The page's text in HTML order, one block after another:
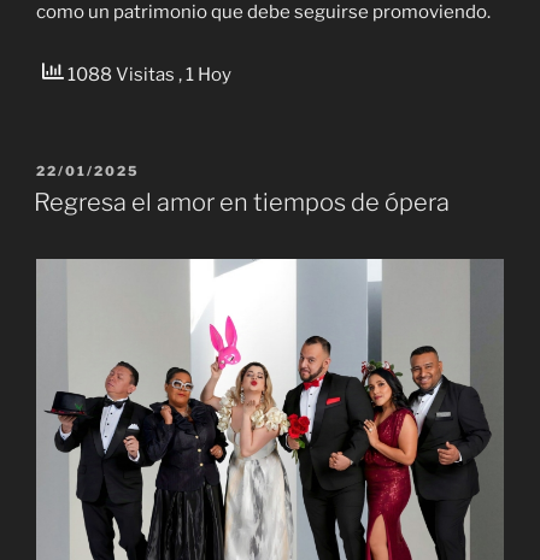
como un patrimonio que debe seguirse promoviendo.
1088 Visitas , 1 Hoy
PUBLICADO
EL
22/01/2025
Regresa el amor en tiempos de ópera